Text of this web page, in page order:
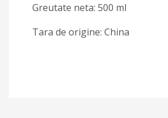
Greutate neta: 500 ml
Tara de origine: China